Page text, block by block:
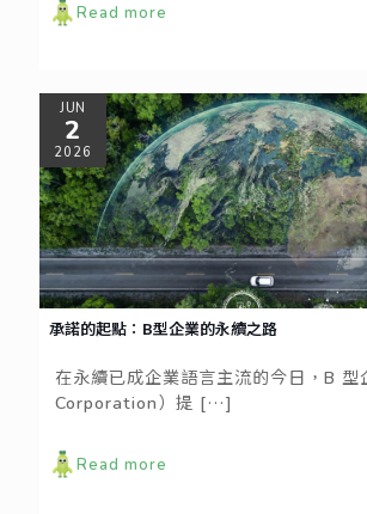
Read more
JUN
2
2026
承諾的起點：B型企業的永續之路
在永續已成企業語言主流的今日，B 型
Corporation）提 […]
Read more